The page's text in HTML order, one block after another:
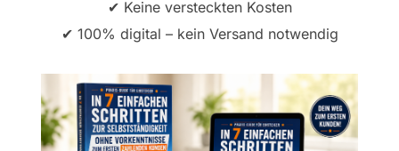
✔ Keine versteckten Kosten
✔ 100% digital – kein Versand notwendig